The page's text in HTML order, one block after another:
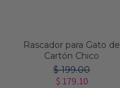
Rascador para Gato de
Cartón Chico
$ 199.00
$ 179.10